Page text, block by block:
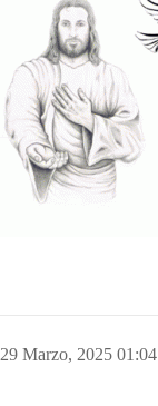
29 Marzo, 2025 01:04